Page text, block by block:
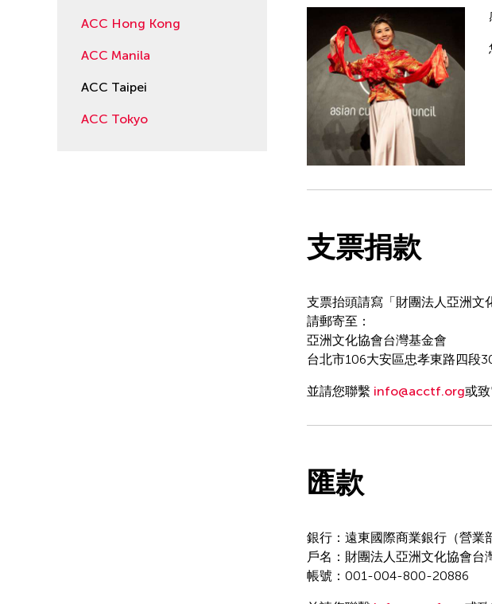
ACC Hong Kong
ACC Manila
ACC Taipei
ACC Tokyo
支票捐款
支票抬頭請寫「財團法人亞洲文
請郵寄至：
亞洲文化協會台灣基金會
台北市106大安區忠孝東路四段
並請您聯繫 info@acctf.org或
匯款
銀行：遠東國際商業銀行（營業
戶名：財團法人亞洲文化協會台
帳號：001-004-800-20886